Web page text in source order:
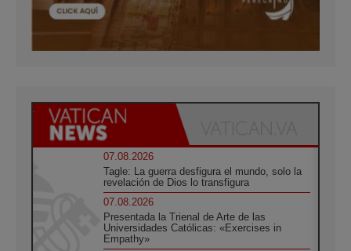
07.08.2026
Tagle: La guerra desfigura el mundo, solo la
revelación de Dios lo transfigura
07.08.2026
Presentada la Trienal de Arte de las
Universidades Católicas: «Exercises in
Empathy»